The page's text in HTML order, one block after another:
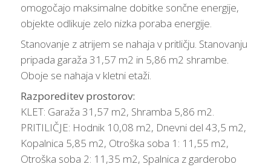
omogočajo maksimalne dobitke sončne energije,
objekte odlikuje zelo nizka poraba energije.
Stanovanje z atrijem se nahaja v pritličju. Stanovanju
pripada garaža 31,57 m2 in 5,86 m2 shrambe.
Oboje se nahaja v kletni etaži.
Razporeditev prostorov:
KLET: Garaža 31,57 m2, Shramba 5,86 m2.
PRITILIČJE: Hodnik 10,08 m2, Dnevni del 43,5 m2,
Kopalnica 5,85 m2, Otroška soba 1: 11,55 m2,
Otroška soba 2: 11,35 m2, Spalnica z garderobo